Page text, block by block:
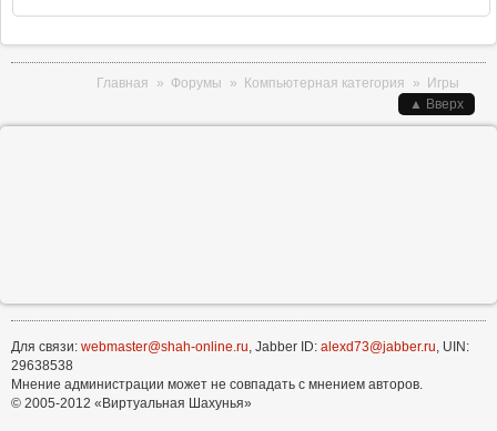
Главная » Форумы » Компьютерная категория »
Игры
▲ Вверх
Для связи: webmaster@shah-online.ru, Jabber ID: alexd73@jabber.ru, UIN:
29638538
Мнение администрации может не совпадать с мнением авторов.
© 2005-2012 «Виртуальная Шахунья»